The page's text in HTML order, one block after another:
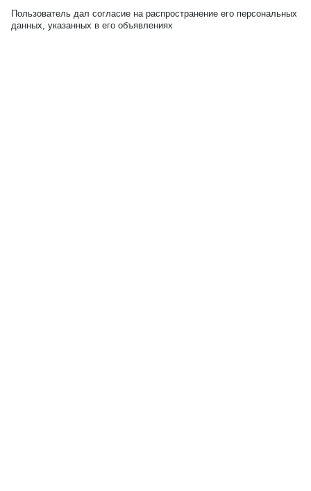
Пользователь дал согласие на распространение его персональных
данных, указанных в его объявлениях